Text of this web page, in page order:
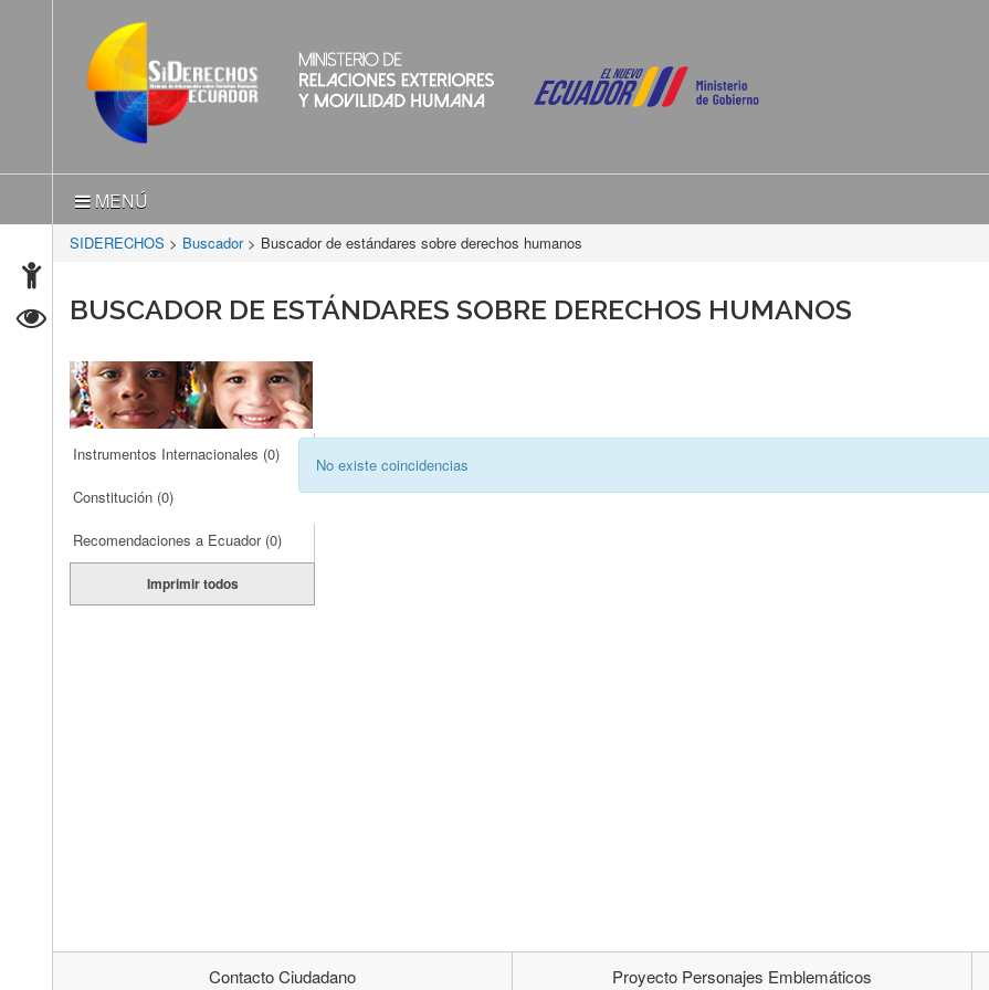
MENÚ
SIDERECHOS > Buscador > Buscador de estándares sobre derechos humanos
BUSCADOR DE ESTÁNDARES SOBRE DERECHOS HUMANOS
Instrumentos Internacionales (0)
Constitución (0)
Recomendaciones a Ecuador (0)
Imprimir todos
No existe coincidencias
Contacto Ciudadano Proyecto Personajes Emblemáticos